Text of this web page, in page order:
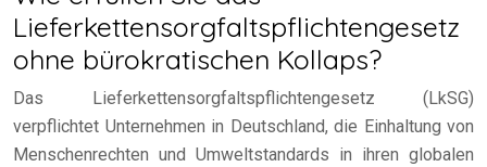
Lieferkettensorgfaltspflichtengesetz
ohne bürokratischen Kollaps?
Das Lieferkettensorgfaltspflichtengesetz (LkSG)
verpflichtet Unternehmen in Deutschland, die Einhaltung von
Menschenrechten und Umweltstandards in ihren globalen